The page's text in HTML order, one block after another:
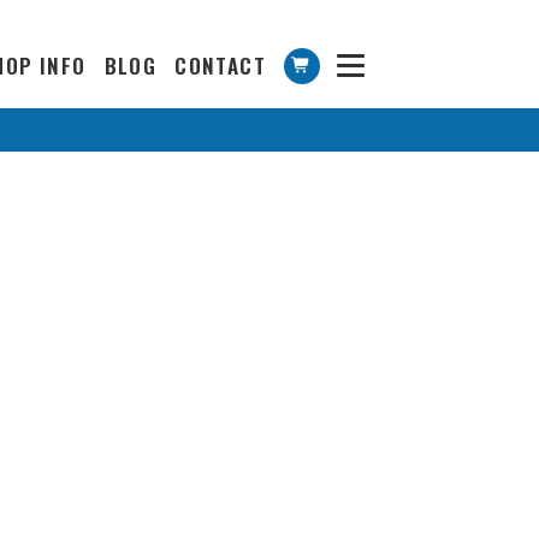
INFO BLOG CONTACT